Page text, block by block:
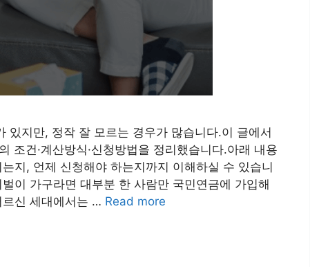
있지만, 정작 잘 모르는 경우가 많습니다.이 글에서
조건·계산방식·신청방법을 정리했습니다.아래 내용
지, 언제 신청해야 하는지까지 이해하실 수 있습니
이 가구라면 대부분 한 사람만 국민연금에 가입해
르신 세대에서는 … Read more